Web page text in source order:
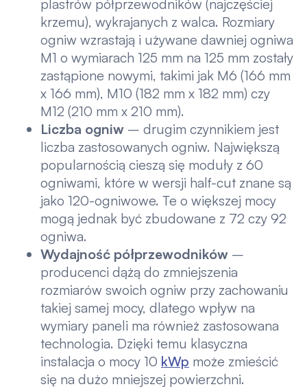
plastrów półprzewodników (najczęściej
krzemu), wykrajanych z walca. Rozmiary
ogniw wzrastają i używane dawniej ogniwa
M1 o wymiarach 125 mm na 125 mm zostały
zastąpione nowymi, takimi jak M6 (166 mm
x 166 mm), M10 (182 mm x 182 mm) czy
M12 (210 mm x 210 mm).
Liczba ogniw – drugim czynnikiem jest
liczba zastosowanych ogniw. Największą
popularnością cieszą się moduły z 60
ogniwami, które w wersji half-cut znane są
jako 120-ogniwowe. Te o większej mocy
mogą jednak być zbudowane z 72 czy 92
ogniwa.
Wydajność półprzewodników –
producenci dążą do zmniejszenia
rozmiarów swoich ogniw przy zachowaniu
takiej samej mocy, dlatego wpływ na
wymiary paneli ma również zastosowana
technologia. Dzięki temu klasyczna
instalacja o mocy 10 kWp może zmieścić
się na dużo mniejszej powierzchni.